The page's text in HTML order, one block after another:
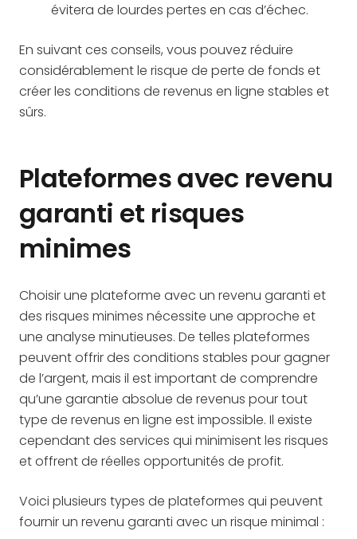
évitera de lourdes pertes en cas d’échec.
En suivant ces conseils, vous pouvez réduire
considérablement le risque de perte de fonds et
créer les conditions de revenus en ligne stables et
sûrs.
Plateformes avec revenu
garanti et risques
minimes
Choisir une plateforme avec un revenu garanti et
des risques minimes nécessite une approche et
une analyse minutieuses. De telles plateformes
peuvent offrir des conditions stables pour gagner
de l’argent, mais il est important de comprendre
qu’une garantie absolue de revenus pour tout
type de revenus en ligne est impossible. Il existe
cependant des services qui minimisent les risques
et offrent de réelles opportunités de profit.
Voici plusieurs types de plateformes qui peuvent
fournir un revenu garanti avec un risque minimal :